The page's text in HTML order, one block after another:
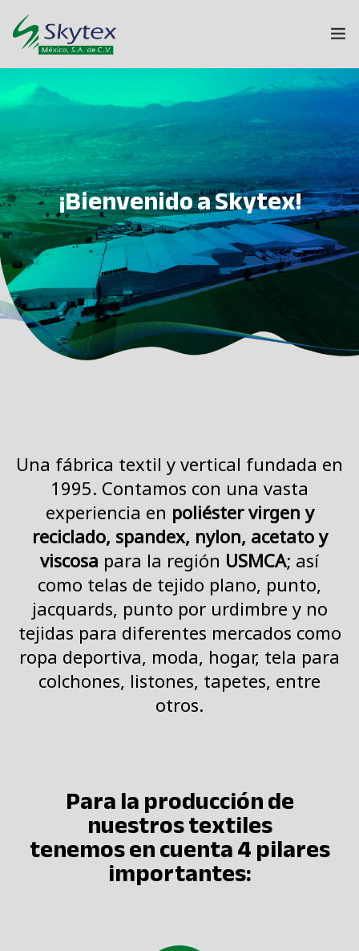
NOSOTROS
TEXTILES
HOGAR
SUSTENTABILIDAD
INNOVACIÓN
CONTACTO
¡Bienvenido a Skytex!
Una fábrica textil y vertical fundada en
1995. Contamos con una vasta
experiencia en poliéster virgen y
reciclado, spandex, nylon, acetato y
viscosa para la región USMCA; así
como telas de tejido plano, punto,
jacquards, punto por urdimbre y no
tejidas para diferentes mercados como
ropa deportiva, moda, hogar, tela para
colchones, listones, tapetes, entre
otros.
Para la producción de
nuestros textiles
tenemos en cuenta 4 pilares
importantes: